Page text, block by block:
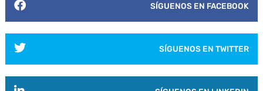
SÍGUENOS EN FACEBOOK
SÍGUENOS EN TWITTER